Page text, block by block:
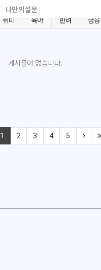
취미 육아 반려 금융
게시물이 없습니다.
1 2 3 4 5
나만의설문